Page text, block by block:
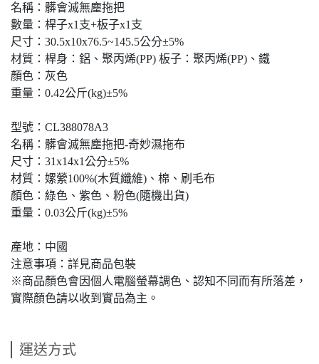
名稱：髒會滅無塵拖把
數量：桿子x1支+板子x1支
尺寸：30.5x10x76.5~145.5公分±5%
材質：桿身：鋁、聚丙烯(PP) 板子：聚丙烯(PP)、鐵
顏色：灰色
重量：0.42公斤(kg)±5%
型號：CL388078A3
名稱：髒會滅無塵拖把-奇妙濕拖布
尺寸：31x14x1公分±5%
材質：嫘縈100%(木質纖維)、棉、刷毛布
顏色：綠色、紫色、粉色(隨機出貨)
重量：0.03公斤(kg)±5%
產地：中國
注意事項：詳見商品包裝
※商品顏色會因個人電腦螢幕調色、認知不同而有所落差，
實際顏色請以收到實品為主。
運送方式